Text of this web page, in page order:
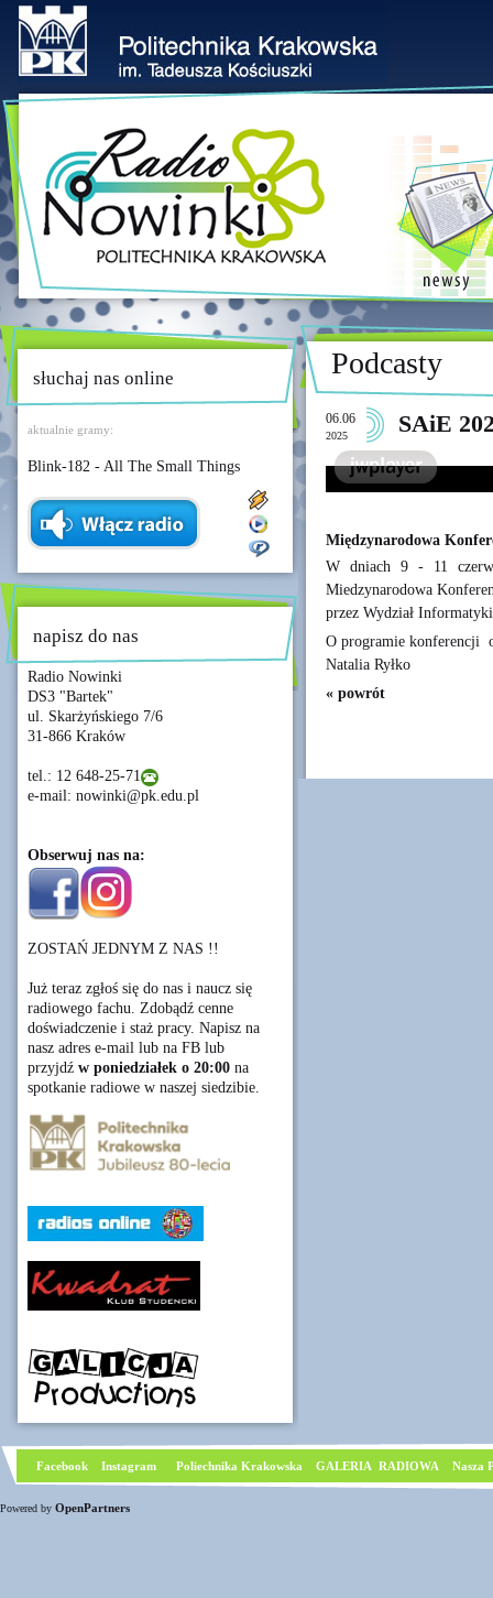
słuchaj nas online
aktualnie gramy:
Blink-182 - All The Small Things
napisz do nas
Radio Nowinki
DS3 "Bartek"
ul. Skarżyńskiego 7/6
31-866 Kraków
tel.: 12 648-25-71
e-mail: nowinki@pk.edu.pl
Obserwuj nas na:
ZOSTAŃ JEDNYM Z NAS !!
Już teraz zgłoś się do nas i naucz się
radiowego fachu. Zdobądź cenne
doświadczenie i staż pracy. Napisz na
nasz adres e-mail lub na FB lub
przyjdź w poniedziałek o 20:00 na
spotkanie radiowe w naszej siedzibie.
Podcasty
06.06
2025 SAiE
Międzynarodowa
W dniach 9 - 11
Miedzynarodowa
przez Wydział
O programie konferencji
Natalia Ryłko
« powrót
Facebook Instagram Poliechnika Krakowska GALERIA RADIOWA Nasza
Powered by OpenPartners